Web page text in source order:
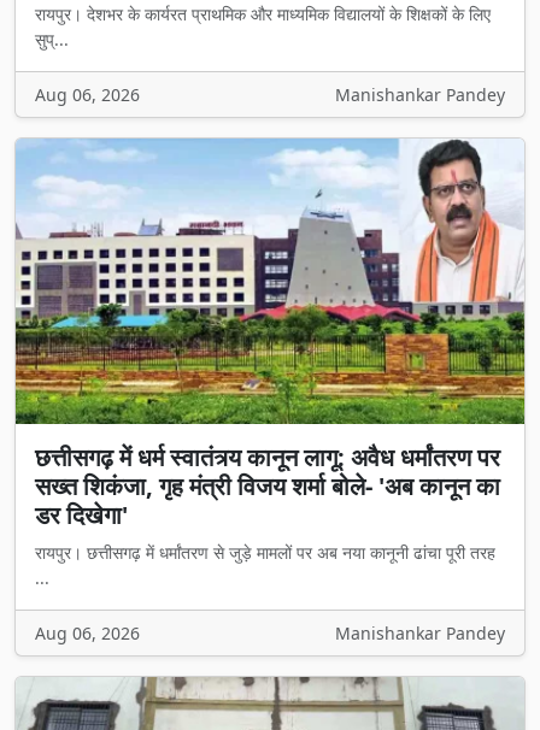
रायपुर। देशभर के कार्यरत प्राथमिक और माध्यमिक विद्यालयों के शिक्षकों के लिए
सुप्...
Aug 06, 2026 Manishankar Pandey
छत्तीसगढ़ में धर्म स्वातंत्र्य कानून लागू: अवैध धर्मांतरण पर
सख्त शिकंजा, गृह मंत्री विजय शर्मा बोले- 'अब कानून का
डर दिखेगा'
रायपुर। छत्तीसगढ़ में धर्मांतरण से जुड़े मामलों पर अब नया कानूनी ढांचा पूरी तरह
...
Aug 06, 2026 Manishankar Pandey